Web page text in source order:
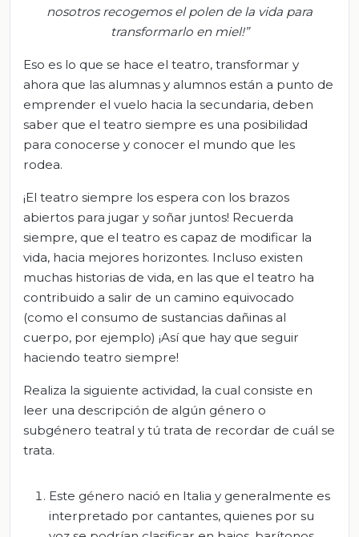
nosotros recogemos el polen de la vida para
transformarlo en miel!”
Eso es lo que se hace el teatro, transformar y
ahora que las alumnas y alumnos están a punto de
emprender el vuelo hacia la secundaria, deben
saber que el teatro siempre es una posibilidad
para conocerse y conocer el mundo que les
rodea.
¡El teatro siempre los espera con los brazos
abiertos para jugar y soñar juntos! Recuerda
siempre, que el teatro es capaz de modificar la
vida, hacia mejores horizontes. Incluso existen
muchas historias de vida, en las que el teatro ha
contribuido a salir de un camino equivocado
(como el consumo de sustancias dañinas al
cuerpo, por ejemplo) ¡Así que hay que seguir
haciendo teatro siempre!
Realiza la siguiente actividad, la cual consiste en
leer una descripción de algún género o
subgénero teatral y tú trata de recordar de cuál se
trata.
Este género nació en Italia y generalmente es
interpretado por cantantes, quienes por su